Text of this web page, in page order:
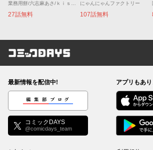
27話無料
にゃんにゃんファクトリー
107話無料
コミックDAYS
最新情報を配信中!
編集部ブログ
コミックDAYS
@comicdays_team
アプリもあ